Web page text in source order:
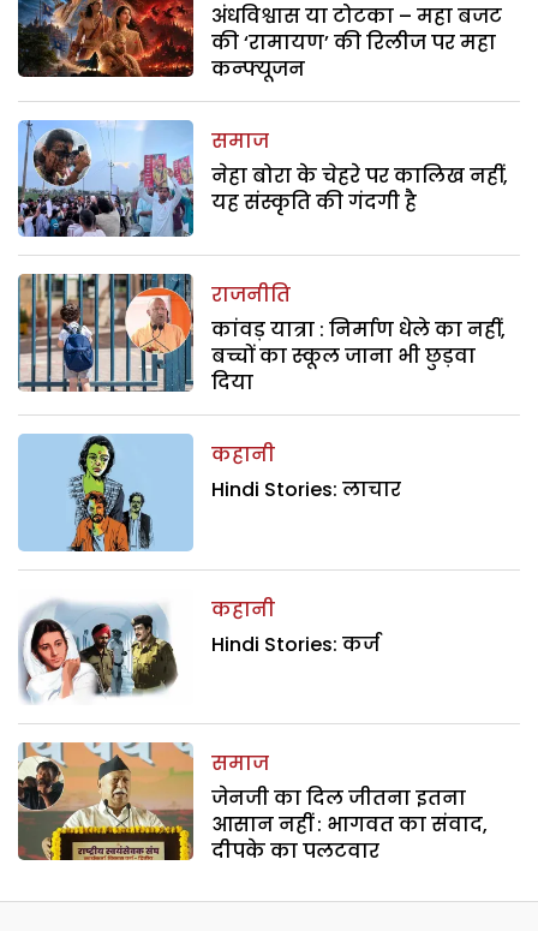
अंधविश्वास या टोटका – महा बजट
की ‘रामायण’ की रिलीज पर महा
कन्फ्यूजन
समाज
नेहा बोरा के चेहरे पर कालिख नहीं,
यह संस्कृति की गंदगी है
राजनीति
कांवड़ यात्रा : निर्माण धेले का नहीं,
बच्चों का स्कूल जाना भी छुड़वा
दिया
कहानी
Hindi Stories: लाचार
कहानी
Hindi Stories: कर्ज
समाज
जेनजी का दिल जीतना इतना
आसान नहीं : भागवत का संवाद,
दीपके का पलटवार